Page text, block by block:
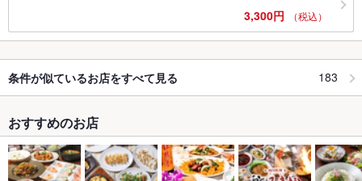
3,300円 （税込）
条件が似ているお店をすべて見る 183
おすすめのお店